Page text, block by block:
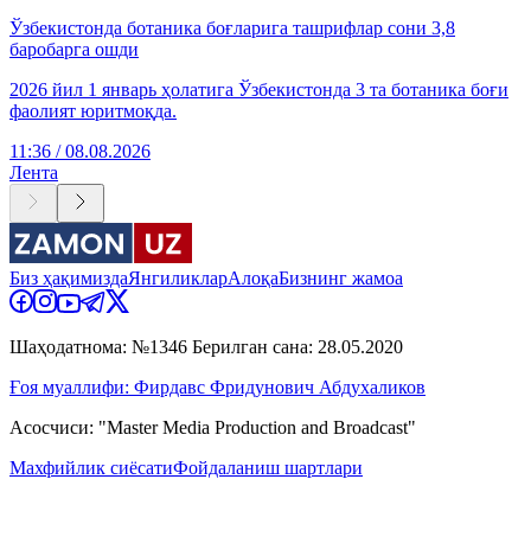
Ўзбекистонда ботаника боғларига ташрифлар сони 3,8
баробарга ошди
2026 йил 1 январь ҳолатига Ўзбекистонда 3 та ботаника боғи
фаолият юритмоқда.
11:36 / 08.08.2026
Лента
Биз ҳақимиздаЯнгиликларАлоқаБизнинг жамоа
Шаҳодатнома: №1346 Берилган сана: 28.05.2020
Ғоя муаллифи: Фирдавс Фридунович Абдухаликов
Асосчиси: "Master Media Production and Broadcast"
Махфийлик сиёсатиФойдаланиш шартлари